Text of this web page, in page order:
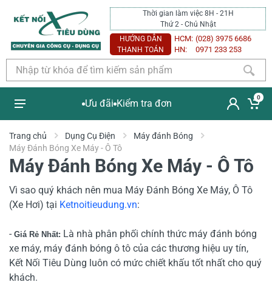
Thời gian làm việc 8H - 21H
Thứ 2 - Chủ Nhật
HƯỚNG DẪN
THANH TOÁN
HCM: (028) 3975 6686
HN:
0971 233 253
Ưu đãi Kiểm tra đơn
0
Trang chủ Dụng Cụ Điện
Máy đánh Bóng
Máy Đánh Bóng Xe Máy - Ô Tô
Máy Đánh Bóng Xe Máy - Ô Tô
Vì sao quý khách nên mua Máy Đánh Bóng Xe Máy, Ô Tô
(Xe Hơi) tại Ketnoitieudung.vn:
- Giá Rẻ Nhất: Là nhà phân phối chính thức máy đánh bóng
xe máy, máy đánh bóng ô tô của các thương hiệu uy tín,
Kết Nối Tiêu Dùng luôn có mức chiết khấu tốt nhất cho quý
khách.